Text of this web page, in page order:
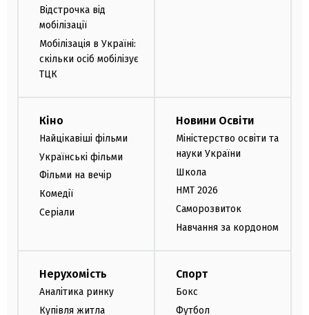
Відстрочка від
мобілізації
Мобілізація в Україні:
скільки осіб мобілізує
ТЦК
Кіно
Найцікавіші фільми
Українські фільми
Фільми на вечір
Комедії
Серіали
Новини Освіти
Міністерство освіти та
науки України
Школа
НМТ 2026
Саморозвиток
Навчання за кордоном
Нерухомість
Аналітика ринку
Купівля житла
Спорт
Бокс
Футбол